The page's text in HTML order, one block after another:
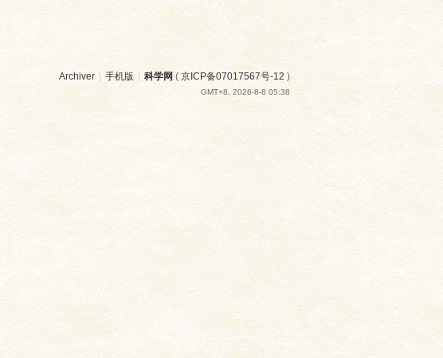
Archiver 手机版 科学网 (京ICP备07017567号-12 )
GMT+8, 2026-8-8 05:38